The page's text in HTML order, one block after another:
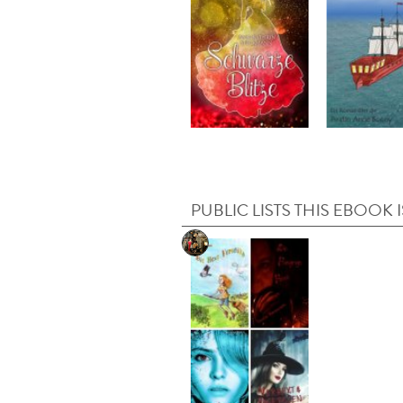
PUBLIC LISTS THIS EBOOK